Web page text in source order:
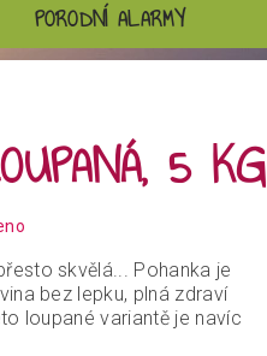
PORODNÍ ALARMY
5 KG
skvělá... Pohanka je
bez lepku, plná zdraví
loupané variantě je navíc